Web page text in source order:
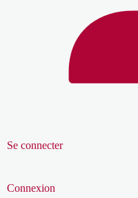
Se connecter
Connexion